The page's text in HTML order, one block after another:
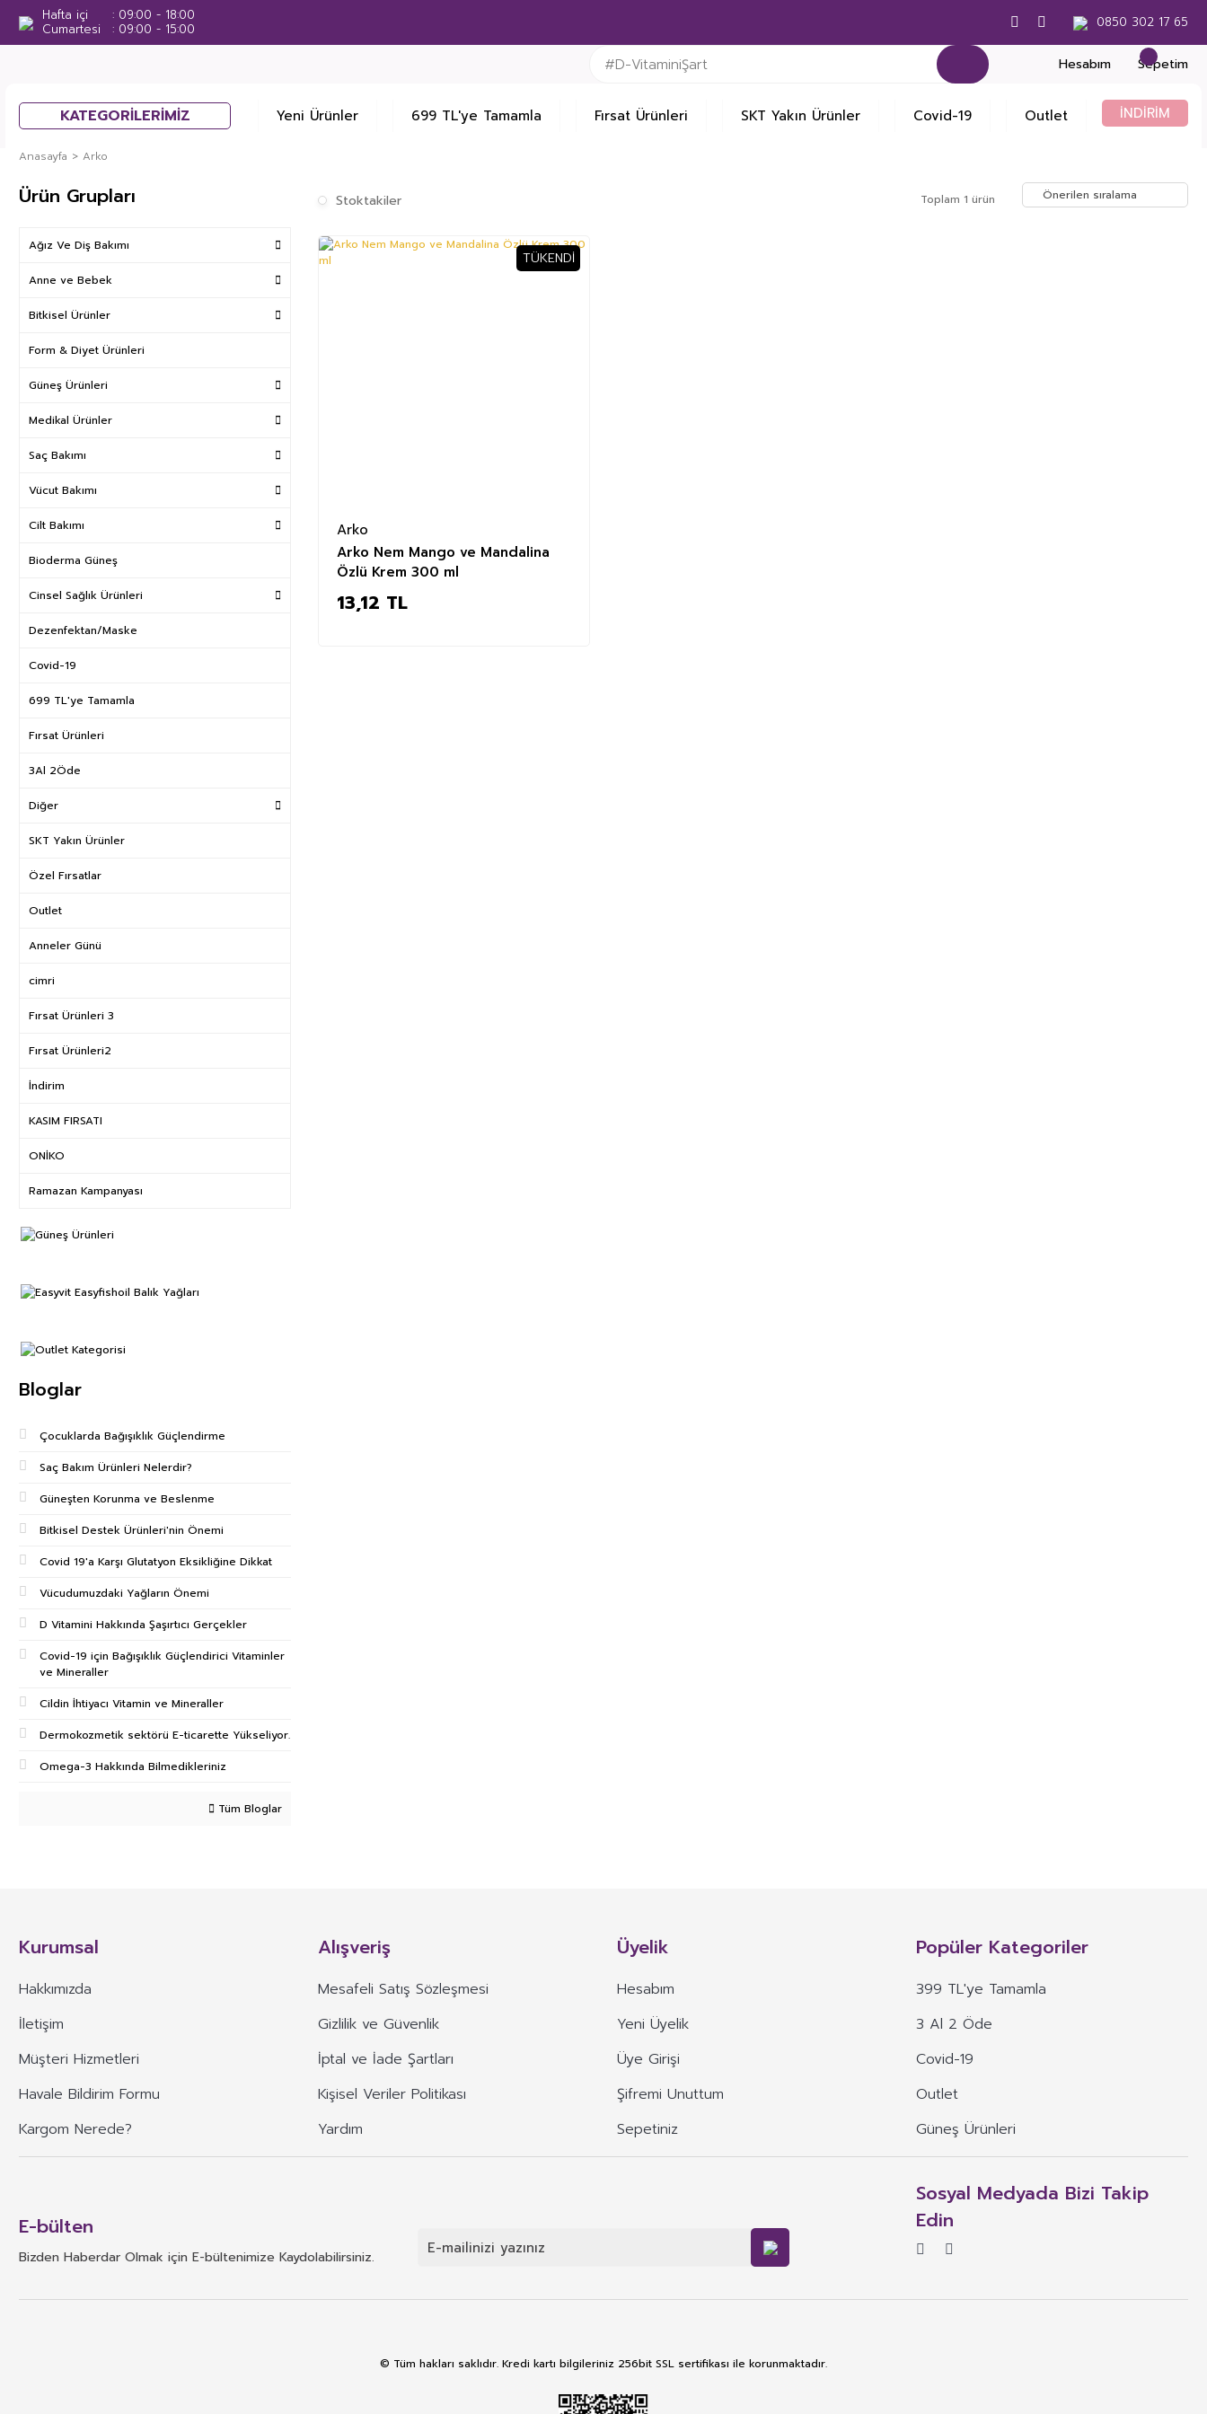
Hafta içi
09:00 - 18:00
Cumartesi
09:00 - 15:00 0850 302 17 65
Hesabım Sepetim
KATEGORİLERİMİZ Yeni Ürünler 699 TL'ye Tamamla Fırsat Ürünleri SKT Yakın Ürünler Covid-19 Outlet İNDİRİM
Anasayfa Arko
Ürün Grupları
Ağız Ve Diş Bakımı
Anne ve Bebek
Bitkisel Ürünler
Form & Diyet Ürünleri
Güneş Ürünleri
Medikal Ürünler
Saç Bakımı
Vücut Bakımı
Cilt Bakımı
Bioderma Güneş
Cinsel Sağlık Ürünleri
Dezenfektan/Maske
Covid-19
699 TL'ye Tamamla
Fırsat Ürünleri
3Al 2Öde
Diğer
SKT Yakın Ürünler
Özel Fırsatlar
Outlet
Anneler Günü
cimri
Fırsat Ürünleri 3
Fırsat Ürünleri2
İndirim
KASIM FIRSATI
ONİKO
Ramazan Kampanyası
Bloglar
Çocuklarda Bağışıklık Güçlendirme
Saç Bakım Ürünleri Nelerdir?
Güneşten Korunma ve Beslenme
Bitkisel Destek Ürünleri'nin Önemi
Covid 19'a Karşı Glutatyon Eksikliğine Dikkat
Vücudumuzdaki Yağların Önemi
D Vitamini Hakkında Şaşırtıcı Gerçekler
Covid-19 için Bağışıklık Güçlendirici Vitaminler
ve Mineraller
Cildin İhtiyacı Vitamin ve Mineraller
Dermokozmetik sektörü E-ticarette Yükseliyor.
Omega-3 Hakkında Bilmedikleriniz
Tüm Bloglar
Stoktakiler Toplam 1 ürün
TÜKENDI
Arko
Arko Nem Mango ve Mandalina
Özlü Krem 300 ml
13,12 TL
Kurumsal
Hakkımızda
İletişim
Müşteri Hizmetleri
Havale Bildirim Formu
Kargom Nerede?
Alışveriş
Mesafeli Satış Sözleşmesi
Gizlilik ve Güvenlik
İptal ve İade Şartları
Kişisel Veriler Politikası
Yardım
Üyelik
Hesabım
Yeni Üyelik
Üye Girişi
Şifremi Unuttum
Sepetiniz
Popüler Kategoriler
399 TL'ye Tamamla
3 Al 2 Öde
Covid-19
Outlet
Güneş Ürünleri
E-bülten
Bizden Haberdar Olmak için E-bültenimize Kaydolabilirsiniz.
Sosyal Medyada Bizi Takip
Edin
© Tüm hakları saklıdır. Kredi kartı bilgileriniz 256bit SSL sertifikası ile korunmaktadır.